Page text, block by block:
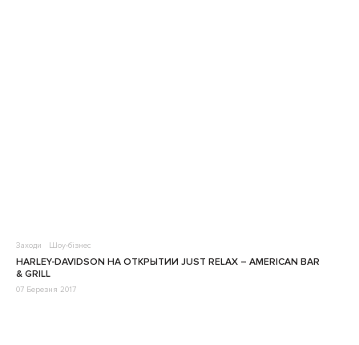
Заходи Шоу-бізнес
HARLEY-DAVIDSON НА ОТКРЫТИИ JUST RELAX – AMERICAN BAR
& GRILL
07 Березня 2017